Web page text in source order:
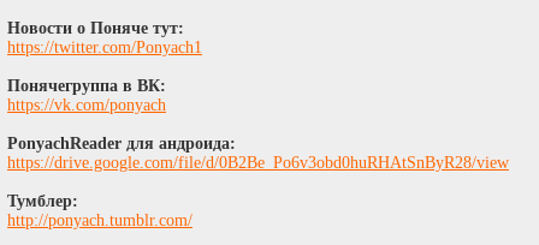
Новости о Поняче тут:
https://twitter.com/Ponyach1
Понячегруппа в ВК:
https://vk.com/ponyach
PonyachReader для андроида:
https://drive.google.com/file/d/0B2Be_Po6v3obd0huRHAtSnByR28/view
Тумблер:
http://ponyach.tumblr.com/